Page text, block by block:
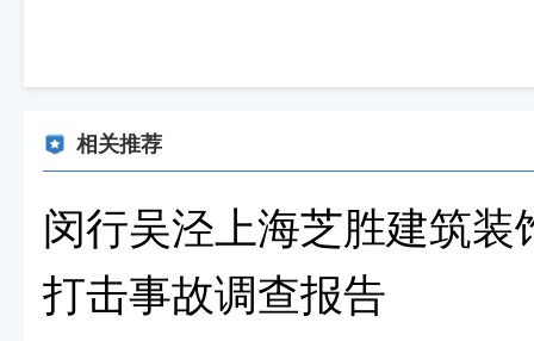
相关推荐
闵行吴泾上海芝胜建筑装
打击事故调查报告